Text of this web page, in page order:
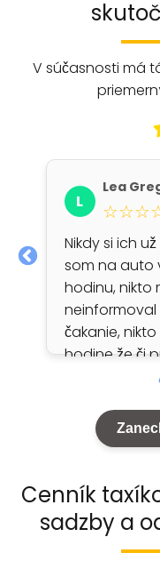
V súčasnosti má
L
Lea
Nikdy si ich
som na auto
hodinu, nikto
čakanie,
hodine že či
Volala som
nemá
čakať na
Cenník
sadzby a